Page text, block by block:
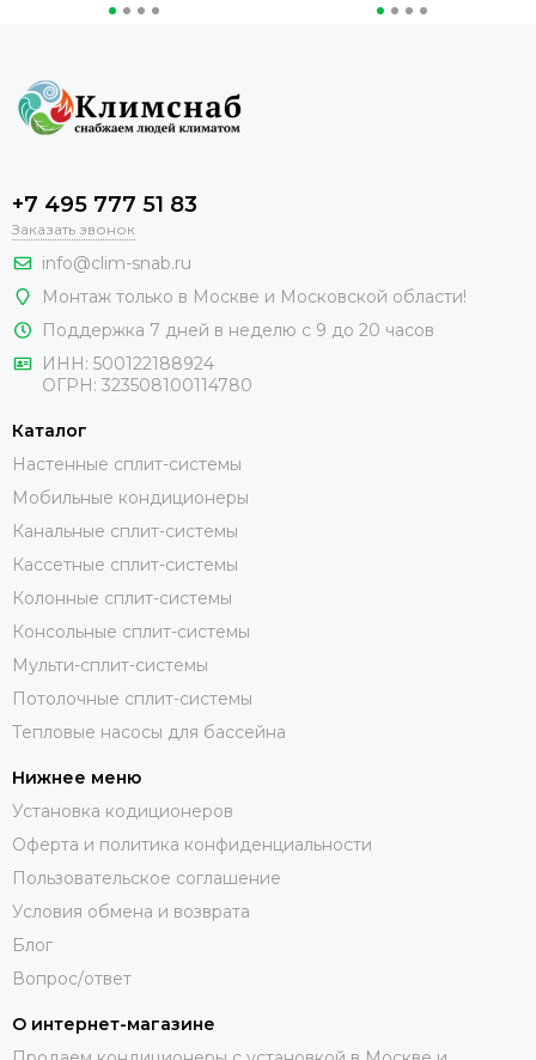
+7 495 777 51 83
Заказать звонок
info@clim-snab.ru
Монтаж только в Москве и Московской области!
Поддержка 7 дней в неделю с 9 до 20 часов
ИНН: 500122188924
ОГРН: 323508100114780
Каталог
Настенные сплит-системы
Мобильные кондиционеры
Канальные сплит-системы
Кассетные сплит-системы
Колонные сплит-системы
Консольные сплит-системы
Мульти-сплит-системы
Потолочные сплит-системы
Тепловые насосы для бассейна
Нижнее меню
Установка кодиционеров
Оферта и политика конфиденциальности
Пользовательское соглашение
Условия обмена и возврата
Блог
Вопрос/ответ
О интернет-магазине